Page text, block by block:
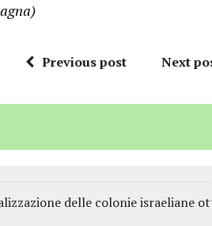
Previous post Next
delle colonie israeliane